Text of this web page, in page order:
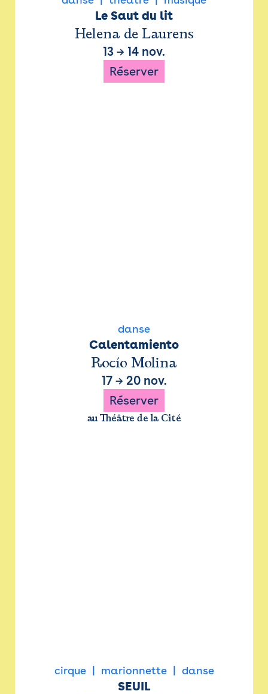
Le Saut du lit
Helena de Laurens
13 → 14 nov.
Réserver
danse
Calentamiento
Rocío Molina
17→ 20 nov.
Réserver
au Théâtre de la Cité
cirque marionnette danse
SEUIL